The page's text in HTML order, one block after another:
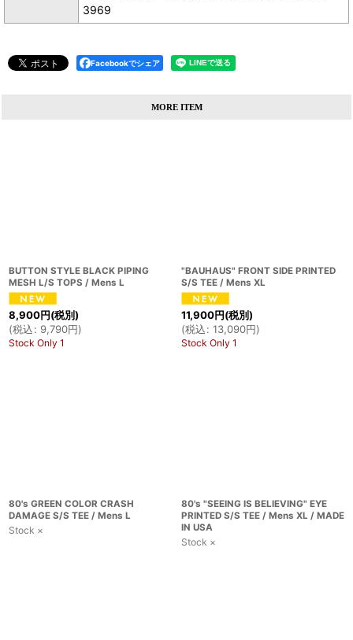
3969
Facebookでシェア
MORE ITEM
BUTTON STYLE BLACK PIPING
MESH L/S TOPS / Mens L
8,900円(税別)
(税込: 9,790円)
Stock Only 1
"BAUHAUS" FRONT SIDE PRINTED
S/S TEE / Mens XL
11,900円(税別)
(税込: 13,090円)
Stock Only 1
80's GREEN COLOR CRASH
DAMAGE S/S TEE / Mens L
Stock ×
80's "SEEING IS BELIEVING" EYE
PRINTED S/S TEE / Mens XL / MADE
IN USA
Stock ×